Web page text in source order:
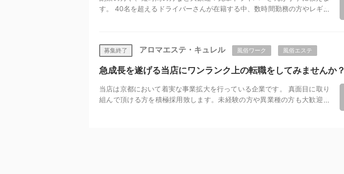
す。 40名を超えるドライバーさんが在籍する中、数時間勤務の方やレギュ
おります 副業の方、大歓迎！ 《給与》 時給950円～（能力によって昇給
ン代別途全額支給 （夏季はエアコン代もプラスで支給致します）
募集終了 アロマエステ・キュレル 風俗ワーク 風俗エステ
急成長を遂げる当店にワンランク上の転職をしてみませんか？
当店は京都において着実な事業拡大を行っている企業です。 真面目に取り
組んで頂ける方を積極採用致します。未経験の方や異業種の方も大歓迎！